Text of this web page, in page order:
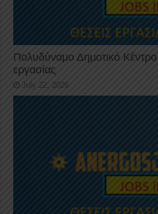
Πολυδύναμο Δημοτικό
εργασίας
July 22, 2026